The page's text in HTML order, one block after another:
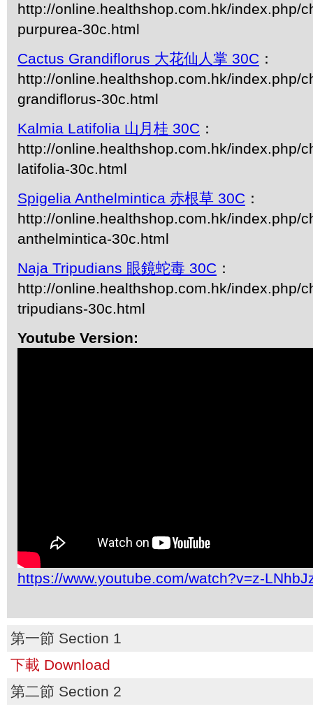
http://online.healthshop.com.hk/index.php/
purpurea-30c.html
Cactus Grandiflorus 大花仙人掌 30C ：
http://online.healthshop.com.hk/index.php/
grandiflorus-30c.html
Kalmia Latifolia 山月桂 30C ：
http://online.healthshop.com.hk/index.php/
latifolia-30c.html
Spigelia Anthelmintica 赤根草 30C ：
http://online.healthshop.com.hk/index.php/
anthelmintica-30c.html
Naja Tripudians 眼鏡蛇毒 30C ：
http://online.healthshop.com.hk/index.php/
tripudians-30c.html
Youtube Version:
https://www.youtube.com/watch?v=z-
第一節 Section 1
下載 Download
第二節 Section 2